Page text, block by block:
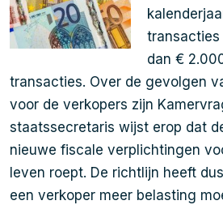
dan €
transacties. Over de gevolgen
voor de verkopers zijn
staatssecretaris wijst erop dat
nieuwe fiscale verplichtingen
leven roept. De richtlijn heeft
een verkoper meer belasting